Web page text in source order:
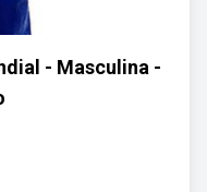
- Masculina -